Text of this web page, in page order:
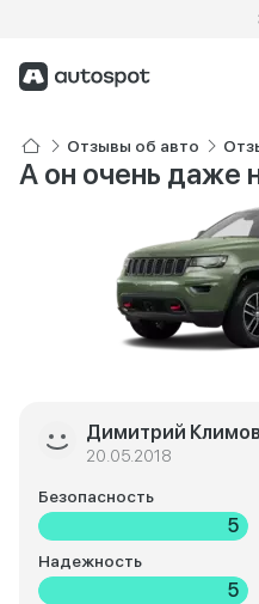
Отзывы об авто
А он очень даже
Димитрий Климов
20.05.2018
Безопасность
5
Надежность
5